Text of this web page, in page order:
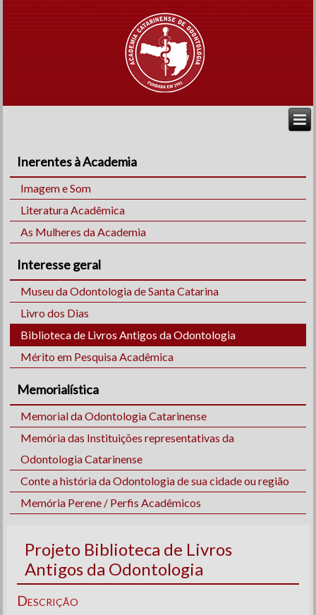
Inerentes à Academia
Imagem e Som
Literatura Acadêmica
As Mulheres da Academia
Interesse geral
Museu da Odontologia de Santa Catarina
Livro dos Dias
Biblioteca de Livros Antigos da Odontologia
Mérito em Pesquisa Acadêmica
Memorialística
Memorial da Odontologia Catarinense
Memória das Instituições representativas da
Odontologia Catarinense
Conte a história da Odontologia de sua cidade ou região
Memória Perene / Perfis Acadêmicos
Projeto Biblioteca de Livros
Antigos da Odontologia
Descrição